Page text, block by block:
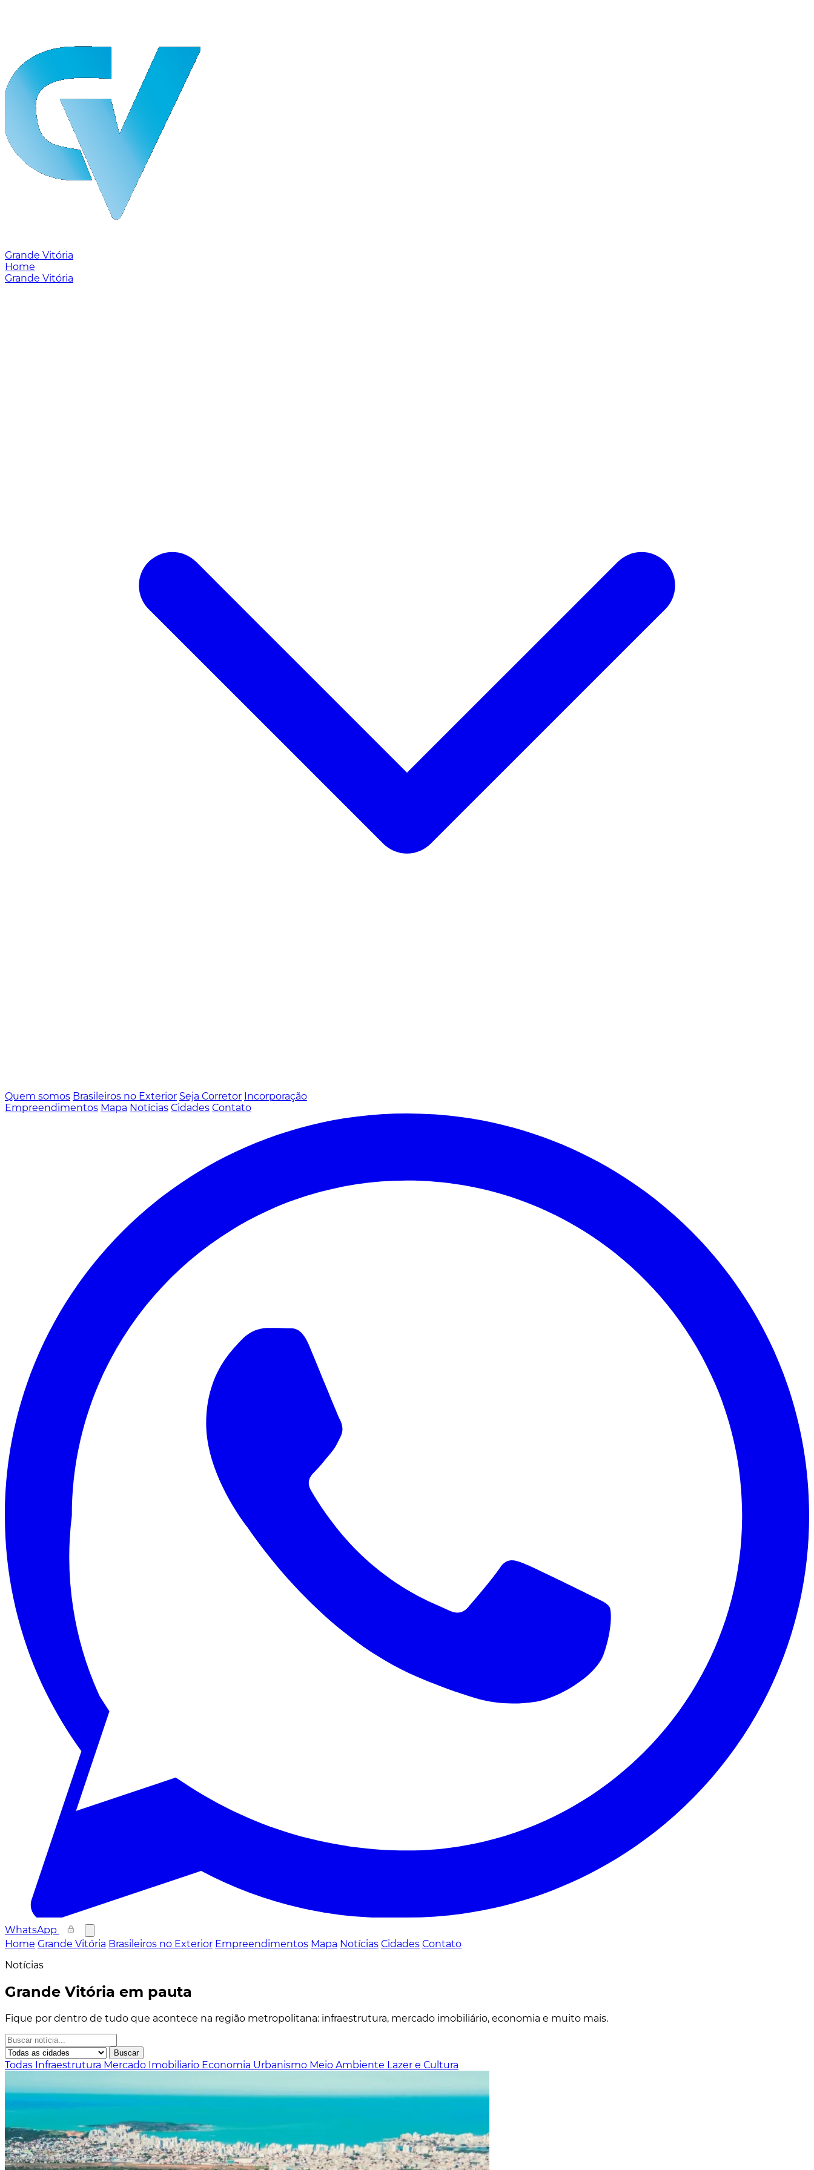
Grande Vitória
Home
Grande Vitória
Quem somos Brasileiros no Exterior Seja Corretor Incorporação
Empreendimentos Mapa Notícias Cidades Contato
WhatsApp
Home Grande Vitória Brasileiros no Exterior Empreendimentos Mapa Notícias Cidades Contato
Notícias
Grande Vitória em pauta
Fique por dentro de tudo que acontece na região metropolitana: infraestrutura, mercado imobiliário, economia e muito mais.
Buscar
Todas Infraestrutura Mercado Imobiliario Economia Urbanismo Meio Ambiente Lazer e Cultura